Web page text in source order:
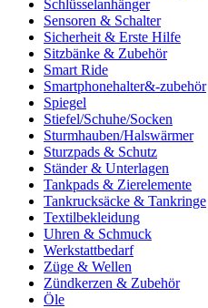
Schlüsselanhänger
Sensoren & Schalter
Sicherheit & Erste Hilfe
Sitzbänke & Zubehör
Smart Ride
Smartphonehalter&-zubehör
Spiegel
Stiefel/Schuhe/Socken
Sturmhauben/Halswärmer
Sturzpads & Schutz
Ständer & Unterlagen
Tankpads & Zierelemente
Tankrucksäcke & Tankringe
Textilbekleidung
Uhren & Schmuck
Werkstattbedarf
Züge & Wellen
Zündkerzen & Zubehör
Öle